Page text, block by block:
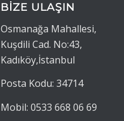
BİZE ULAŞIN
Osmanağa Mahallesi,
Kuşdili Cad. No:43,
Kadıköy,İstanbul
Posta Kodu: 34714
Mobil: 0533 668 06 69